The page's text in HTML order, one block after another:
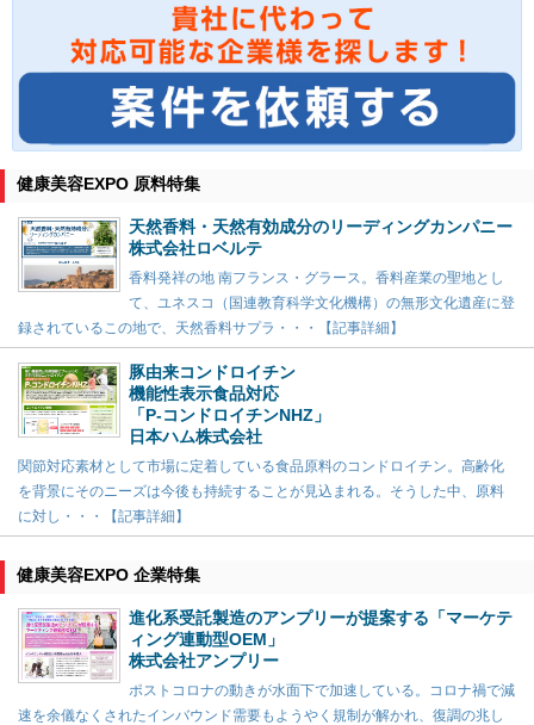
健康美容EXPO 原料特集
天然香料・天然有効成分のリーディングカンパニー
株式会社ロベルテ
香料発祥の地 南フランス・グラース。香料産業の聖地とし
て、ユネスコ（国連教育科学文化機構）の無形文化遺産に登
録されているこの地で、天然香料サプラ・・・【記事詳細】
豚由来コンドロイチン
機能性表示食品対応
「P-コンドロイチンNHZ」
日本ハム株式会社
関節対応素材として市場に定着している食品原料のコンドロイチン。高齢化
を背景にそのニーズは今後も持続することが見込まれる。そうした中、原料
に対し・・・【記事詳細】
健康美容EXPO 企業特集
進化系受託製造のアンプリーが提案する「マーケテ
ィング連動型OEM」
株式会社アンプリー
ポストコロナの動きが水面下で加速している。コロナ禍で減
速を余儀なくされたインバウンド需要もようやく規制が解かれ、復調の兆し